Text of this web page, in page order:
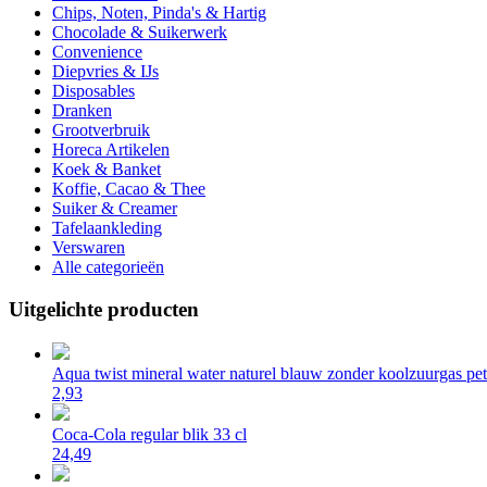
Chips, Noten, Pinda's & Hartig
Chocolade & Suikerwerk
Convenience
Diepvries & IJs
Disposables
Dranken
Grootverbruik
Horeca Artikelen
Koek & Banket
Koffie, Cacao & Thee
Suiker & Creamer
Tafelaankleding
Verswaren
Alle categorieën
Uitgelichte producten
Aqua twist mineral water naturel blauw zonder koolzuurgas
2,93
Coca-Cola regular blik 33 cl
24,49